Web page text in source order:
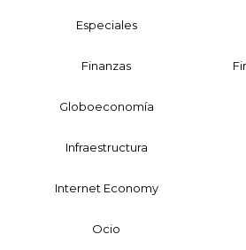
Especiales
Finanzas
Globoeconomía
Infraestructura
Internet Economy
Ocio